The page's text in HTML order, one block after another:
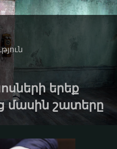
երեք
մասին շատերը